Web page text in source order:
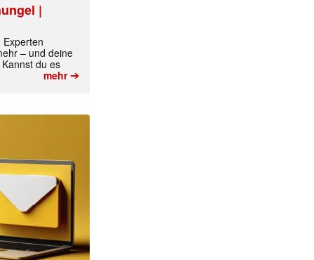
|
Experten
– und deine
du es
mehr➔